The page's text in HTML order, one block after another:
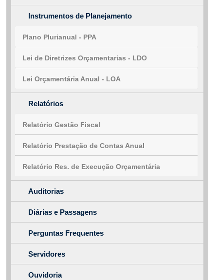
Instrumentos de Planejamento
Plano Plurianual - PPA
Lei de Diretrizes Orçamentarias - LDO
Lei Orçamentária Anual - LOA
Relatórios
Relatório Gestão Fiscal
Relatório Prestação de Contas Anual
Relatório Res. de Execução Orçamentária
Auditorias
Diárias e Passagens
Perguntas Frequentes
Servidores
Ouvidoria